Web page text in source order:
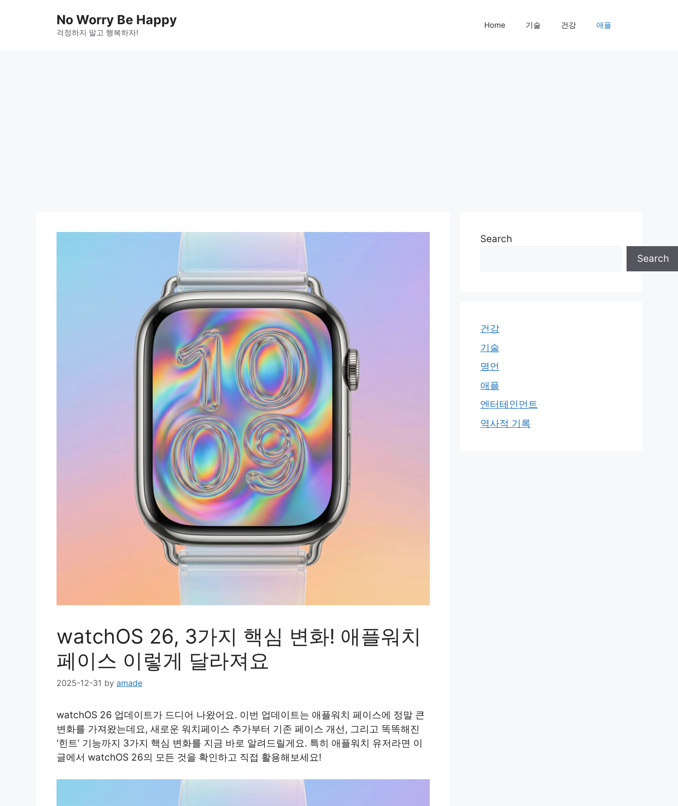
No Worry Be Happy
걱정하지 말고 행복하자!
Home 기술 건강 애플
watchOS 26, 3가지 핵심 변화! 애플워치
페이스 이렇게 달라져요
2025-12-31 by amade
watchOS 26 업데이트가 드디어 나왔어요. 이번 업데이트는 애플워치 페이스에 정말 큰
변화를 가져왔는데요, 새로운 워치페이스 추가부터 기존 페이스 개선, 그리고 똑똑해진
‘힌트’ 기능까지 3가지 핵심 변화를 지금 바로 알려드릴게요. 특히 애플워치 유저라면 이
글에서 watchOS 26의 모든 것을 확인하고 직접 활용해보세요!
Search
Search
건강
기술
명언
애플
엔터테인먼트
역사적 기록